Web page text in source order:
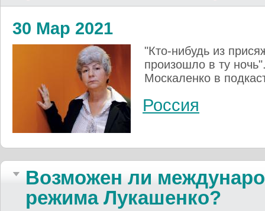
30 Мар 2021
"Кто-нибудь из
произошло в ту
Москаленко в
Россия
Возможен ли
режима Лукашенко?